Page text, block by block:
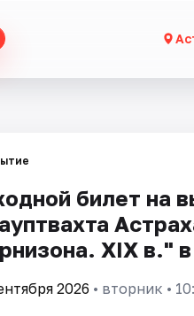
билет на
XIX в."
2026 • вторник •